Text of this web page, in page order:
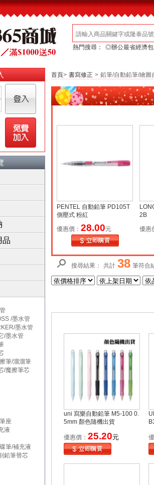
熱門搜尋： ◎辦公最省經濟包
品
/墨水管
墨水管
/墨水管
筆/溜溜筆
/魔擦筆芯
座
液
筆/補充液
鉛筆替芯
首頁> 書寫修正 > 鉛筆/自動鉛筆/繪圖
PENTEL 自動鉛筆 PD105T
側壓式 粉紅
優惠價： 28.00元
2B
優惠
搜尋結果： 共計 38 筆符合
uni 寫樂自動鉛筆 M5-100 0.
5mm 顏色隨機出貨
優惠價： 25.20元